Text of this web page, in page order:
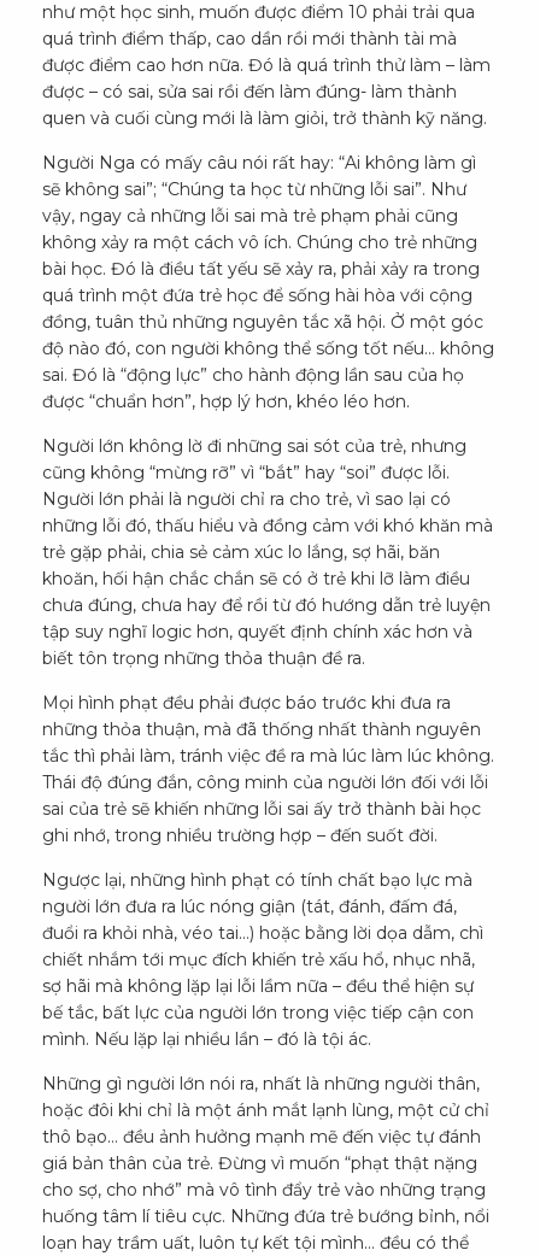
như một học sinh, muốn được điểm 10 phải trải qua
quá trình điểm thấp, cao dần rồi mới thành tài mà
được điểm cao hơn nữa. Đó là quá trình thử làm – làm
được – có sai, sửa sai rồi đến làm đúng- làm thành
quen và cuối cùng mới là làm giỏi, trở thành kỹ năng.
Người Nga có mấy câu nói rất hay: “Ai không làm gì
sẽ không sai”; “Chúng ta học từ những lỗi sai”. Như
vậy, ngay cả những lỗi sai mà trẻ phạm phải cũng
không xảy ra một cách vô ích. Chúng cho trẻ những
bài học. Đó là điều tất yếu sẽ xảy ra, phải xảy ra trong
quá trình một đứa trẻ học để sống hài hòa với cộng
đồng, tuân thủ những nguyên tắc xã hội. Ở một góc
độ nào đó, con người không thể sống tốt nếu… không
sai. Đó là “động lực” cho hành động lần sau của họ
được “chuẩn hơn”, hợp lý hơn, khéo léo hơn.
Người lớn không lờ đi những sai sót của trẻ, nhưng
cũng không “mừng rỡ” vì “bắt” hay “soi” được lỗi.
Người lớn phải là người chỉ ra cho trẻ, vì sao lại có
những lỗi đó, thấu hiểu và đồng cảm với khó khăn mà
trẻ gặp phải, chia sẻ cảm xúc lo lắng, sợ hãi, băn
khoăn, hối hận chắc chắn sẽ có ở trẻ khi lỡ làm điều
chưa đúng, chưa hay để rồi từ đó hướng dẫn trẻ luyện
tập suy nghĩ logic hơn, quyết định chính xác hơn và
biết tôn trọng những thỏa thuận đề ra.
Mọi hình phạt đều phải được báo trước khi đưa ra
những thỏa thuận, mà đã thống nhất thành nguyên
tắc thì phải làm, tránh việc đề ra mà lúc làm lúc không.
Thái độ đúng đắn, công minh của người lớn đối với lỗi
sai của trẻ sẽ khiến những lỗi sai ấy trở thành bài học
ghi nhớ, trong nhiều trường hợp – đến suốt đời.
Ngược lại, những hình phạt có tính chất bạo lực mà
người lớn đưa ra lúc nóng giận (tát, đánh, đấm đá,
đuổi ra khỏi nhà, véo tai…) hoặc bằng lời dọa dẫm, chì
chiết nhắm tới mục đích khiến trẻ xấu hổ, nhục nhã,
sợ hãi mà không lặp lại lỗi lầm nữa – đều thể hiện sự
bế tắc, bất lực của người lớn trong việc tiếp cận con
mình. Nếu lặp lại nhiều lần – đó là tội ác.
Những gì người lớn nói ra, nhất là những người thân,
hoặc đôi khi chỉ là một ánh mắt lạnh lùng, một cử chỉ
thô bạo… đều ảnh hưởng mạnh mẽ đến việc tự đánh
giá bản thân của trẻ. Đừng vì muốn “phạt thật nặng
cho sợ, cho nhớ” mà vô tình đẩy trẻ vào những trạng
huống tâm lí tiêu cực. Những đứa trẻ bướng bỉnh, nổi
loạn hay trầm uất, luôn tự kết tội mình… đều có thể